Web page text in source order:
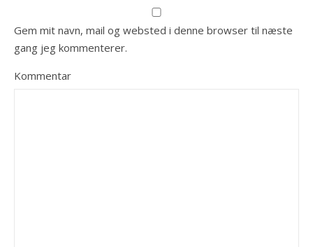
Gem mit navn, mail og websted i denne browser til næste
gang jeg kommenterer.
Kommentar